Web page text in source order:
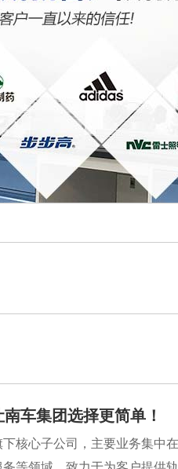
车集团选择更简单！
核心子公司，主要业务集中